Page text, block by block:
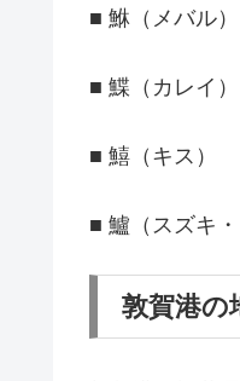
■ 鮴（メバル）
■ 鰈（カレイ）
■ 鱚（キス）
■ 鱸（スズキ・
敦賀港の